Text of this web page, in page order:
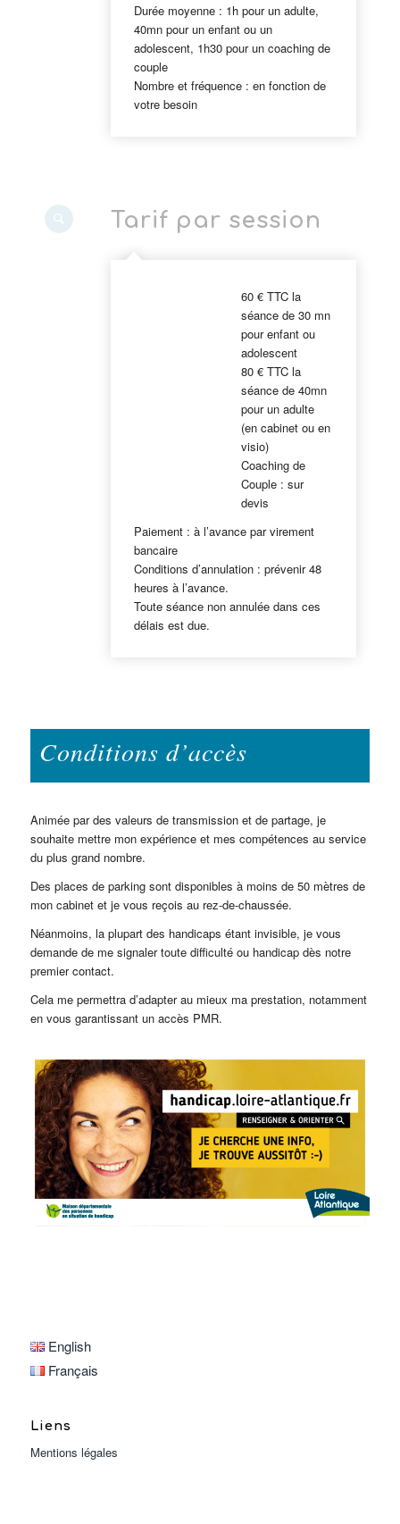
Durée moyenne : 1h pour un adulte,
40mn pour un enfant ou un
adolescent, 1h30 pour un coaching de
couple
Nombre et fréquence : en fonction de
votre besoin
Tarif par session
60 € TTC la
séance de 30 mn
pour enfant ou
adolescent
80 € TTC la
séance de 40mn
pour un adulte
(en cabinet ou en
visio)
Coaching de
Couple : sur
devis
Paiement : à l’avance par virement
bancaire
Conditions d’annulation : prévenir 48
heures à l’avance.
Toute séance non annulée dans ces
délais est due.
Conditions d’accès
Animée par des valeurs de transmission et de partage, je
souhaite mettre mon expérience et mes compétences au service
du plus grand nombre.
Des places de parking sont disponibles à moins de 50 mètres de
mon cabinet et je vous reçois au rez-de-chaussée.
Néanmoins, la plupart des handicaps étant invisible, je vous
demande de me signaler toute difficulté ou handicap dès notre
premier contact.
Cela me permettra d’adapter au mieux ma prestation, notamment
en vous garantissant un accès PMR.
English
Français
Liens
Mentions légales